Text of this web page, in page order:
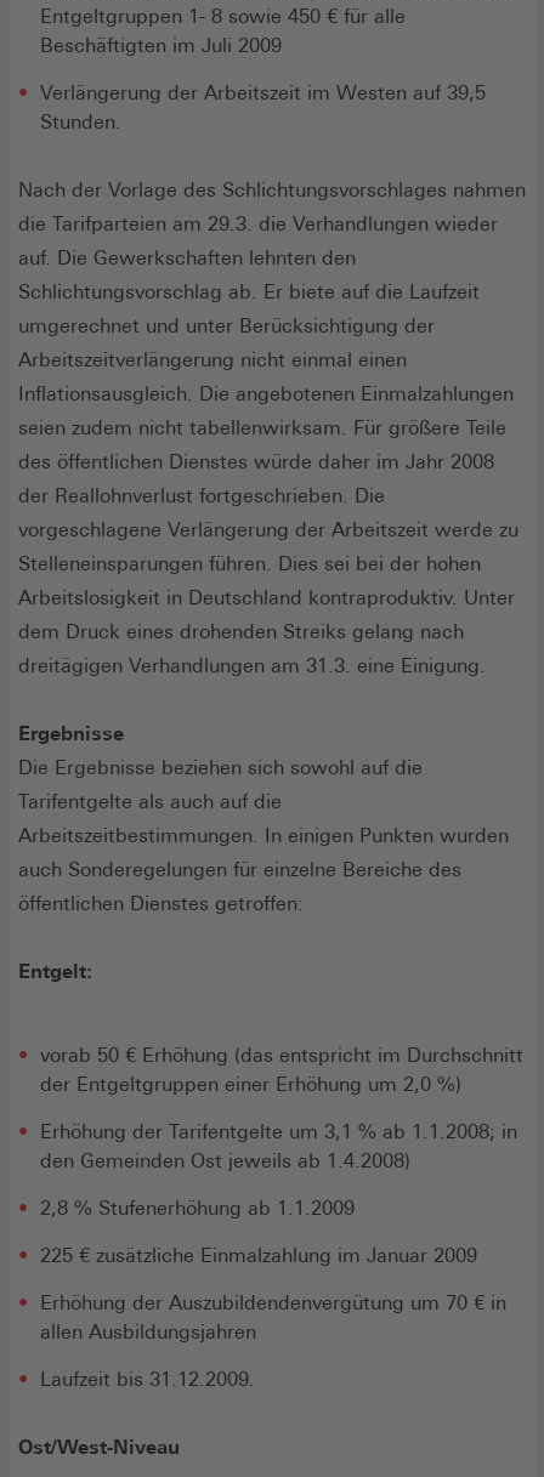
Entgeltgruppen 1- 8 sowie 450 € für alle
Beschäftigten im Juli 2009
Verlängerung der Arbeitszeit im Westen auf 39,5
Stunden.
Nach der Vorlage des Schlichtungsvorschlages nahmen
die Tarifparteien am 29.3. die Verhandlungen wieder
auf. Die Gewerkschaften lehnten den
Schlichtungsvorschlag ab. Er biete auf die Laufzeit
umgerechnet und unter Berücksichtigung der
Arbeitszeitverlängerung nicht einmal einen
Inflationsausgleich. Die angebotenen Einmalzahlungen
seien zudem nicht tabellenwirksam. Für größere Teile
des öffentlichen Dienstes würde daher im Jahr 2008
der Reallohnverlust fortgeschrieben. Die
vorgeschlagene Verlängerung der Arbeitszeit werde zu
Stelleneinsparungen führen. Dies sei bei der hohen
Arbeitslosigkeit in Deutschland kontraproduktiv. Unter
dem Druck eines drohenden Streiks gelang nach
dreitägigen Verhandlungen am 31.3. eine Einigung.
Ergebnisse
Die Ergebnisse beziehen sich sowohl auf die
Tarifentgelte als auch auf die
Arbeitszeitbestimmungen. In einigen Punkten wurden
auch Sonderegelungen für einzelne Bereiche des
öffentlichen Dienstes getroffen:
Entgelt:
vorab 50 € Erhöhung (das entspricht im Durchschnitt
der Entgeltgruppen einer Erhöhung um 2,0 %)
Erhöhung der Tarifentgelte um 3,1 % ab 1.1.2008; in
den Gemeinden Ost jeweils ab 1.4.2008)
2,8 % Stufenerhöhung ab 1.1.2009
225 € zusätzliche Einmalzahlung im Januar 2009
Erhöhung der Auszubildendenvergütung um 70 € in
allen Ausbildungsjahren
Laufzeit bis 31.12.2009.
Ost/West-Niveau